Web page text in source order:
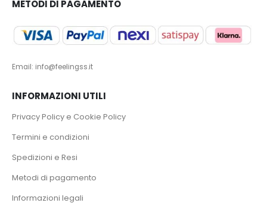
METODI DI PAGAMENTO
Email: info@feelingss.it
INFORMAZIONI UTILI
Privacy Policy e Cookie Policy
Termini e condizioni
Spedizioni e Resi
Metodi di pagamento
Informazioni legali